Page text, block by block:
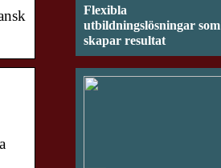
Flexibla
utbildningslösningar som
skapar resultat